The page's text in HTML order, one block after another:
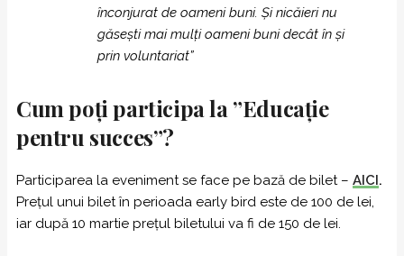
înconjurat de oameni buni. Și nicăieri nu
găsești mai mulți oameni buni decât în și
prin voluntariat”
Cum poți participa la ”Educație
pentru succes”?
Participarea la eveniment se face pe bază de bilet – AICI.
Preţul unui bilet în perioada early bird este de 100 de lei,
iar după 10 martie preţul biletului va fi de 150 de lei.